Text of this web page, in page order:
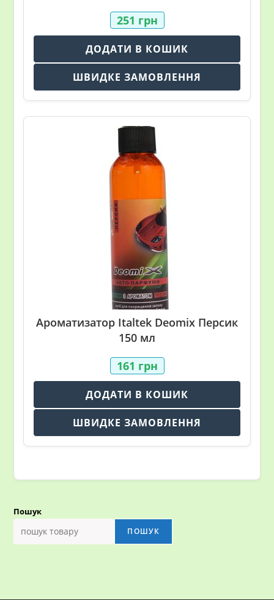
251 грн
ДОДАТИ В КОШИК
ШВИДКЕ ЗАМОВЛЕННЯ
Ароматизатор Italtek Deomix Персик
150 мл
161 грн
ДОДАТИ В КОШИК
ШВИДКЕ ЗАМОВЛЕННЯ
Пошук
ПОШУК